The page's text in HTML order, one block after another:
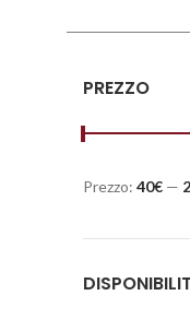
PREZZO
Prezzo: 40€ —